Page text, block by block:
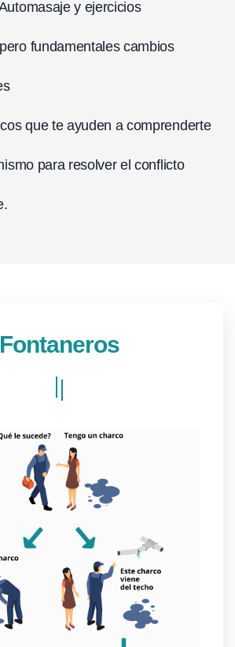
y ejercicios
fundamentales cambios
que te ayuden a comprenderte
para resolver el conflicto
Fontaneros